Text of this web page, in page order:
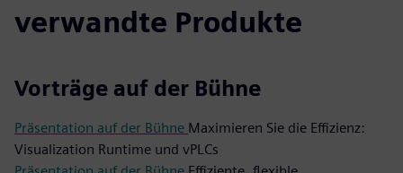
verwandte Produkte
Vorträge auf der Bühne
Präsentation auf der Bühne Maximieren Sie die Effizienz:
Visualization Runtime und vPLCs